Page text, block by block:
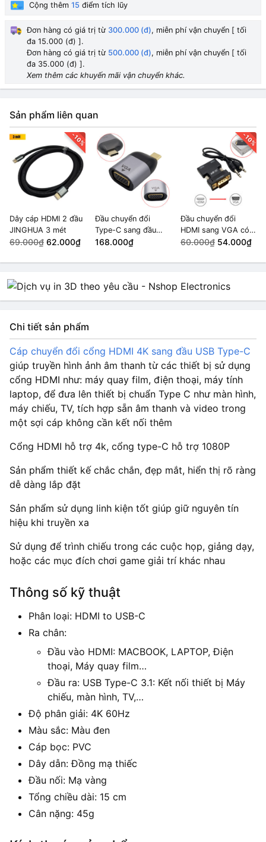
Cộng thêm 15 điểm tích lũy
Đơn hàng có giá trị từ 300.000 (đ), miễn phí vận chuyển [ tối
đa 15.000 (đ) ].
Đơn hàng có giá trị từ 500.000 (đ), miễn phí vận chuyển [ tối
đa 35.000 (đ) ].
Xem thêm các khuyến mãi vận chuyển khác.
Sản phẩm liên quan
-10%
Dây cáp HDMI 2 đầu
JINGHUA 3 mét
69.000₫ 62.000₫
Đầu chuyển đổi
Type-C sang đầu
HDMI, VGA,
DisplayPort 8K
168.000₫
-10%
Đầu chuyển đổi
HDMI sang VGA có
đầu ra âm thanh
60.000₫ 54.000₫
Chi tiết sản phẩm
Cáp chuyển đổi cổng HDMI 4K sang đầu USB Type-C
giúp truyền hình ảnh âm thanh từ các thiết bị sử dụng
cổng HDMI như: máy quay film, điện thoại, máy tính
laptop, để đưa lên thiết bị chuẩn Type C như màn hình,
máy chiếu, TV, tích hợp sẵn âm thanh và video trong
một sợi cáp không cần kết nối thêm
Cổng HDMI hỗ trợ 4k, cổng type-C hỗ trợ 1080P
Sản phẩm thiết kế chắc chắn, đẹp mắt, hiển thị rõ ràng
dễ dàng lắp đặt
Sản phẩm sử dụng linh kiện tốt giúp giữ nguyên tín
hiệu khi truyền xa
Sử dụng để trình chiếu trong các cuộc họp, giảng dạy,
hoặc các mục đích chơi game giải trí khác nhau
Thông số kỹ thuật
Phân loại: HDMI to USB-C
Ra chân:
Đầu vào HDMI: MACBOOK, LAPTOP, Điện
thoại, Máy quay film…
Đầu ra: USB Type-C 3.1: Kết nối thiết bị Máy
chiếu, màn hình, TV,…
Độ phân giải: 4K 60Hz
Màu sắc: Màu đen
Cáp bọc: PVC
Dây dẫn: Đồng mạ thiếc
Đầu nối: Mạ vàng
Tổng chiều dài: 15 cm
Cân nặng: 45g